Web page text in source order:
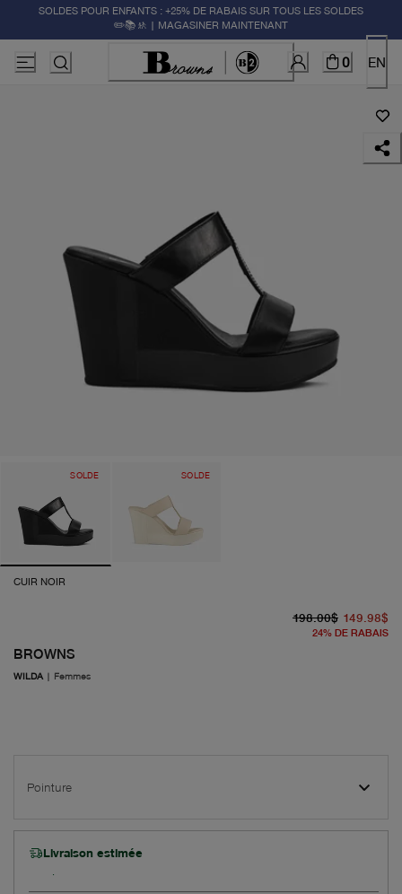
SOLDES POUR ENFANTS : +25% DE RABAIS SUR TOUS LES SOLDES
✏️📚🚸 | MAGASINER MAINTENANT
0 EN
SOLDE SOLDE
CUIR NOIR
BROWNS
WILDA | Femmes
198.00$ 149.98$
24% DE RABAIS
Pointure
Livraison estimée